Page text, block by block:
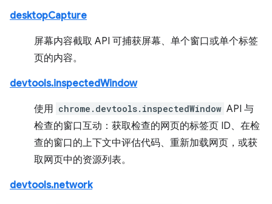
desktopCapture
屏幕内容截取 API 可捕获屏幕、单个窗口或单个标签
页的内容。
devtools.inspectedWindow
使用 chrome.devtools.inspectedWindow API 与
检查的窗口互动：获取检查的网页的标签页 ID、在检
查的窗口的上下文中评估代码、重新加载网页，或获
取网页中的资源列表。
devtools.network